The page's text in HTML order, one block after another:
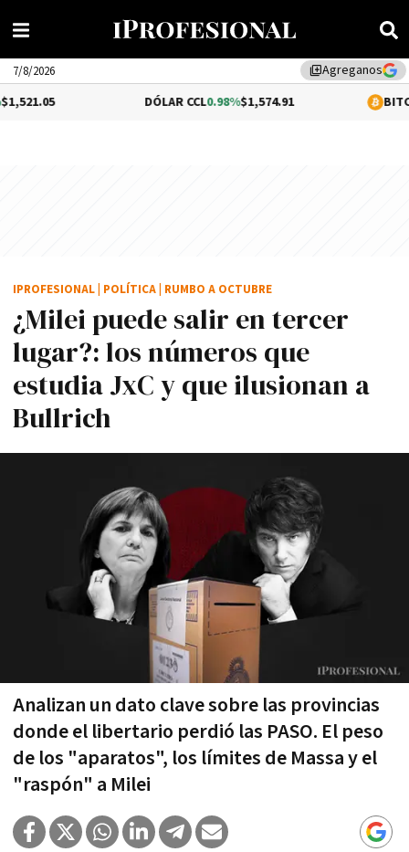
library_addAgreganos
7/8/2026
0.98%$1,574.91 -0.15%
¿Milei puede salir en tercer
lugar?: los números que
estudia JxC y que ilusionan a
Bullrich
Analizan un dato clave sobre las provincias
donde el libertario perdió las PASO. El peso
de los "aparatos", los límites de Massa y el
"raspón" a Milei
IPROFESIONAL POLÍTICA RUMBO A OCTUBRE